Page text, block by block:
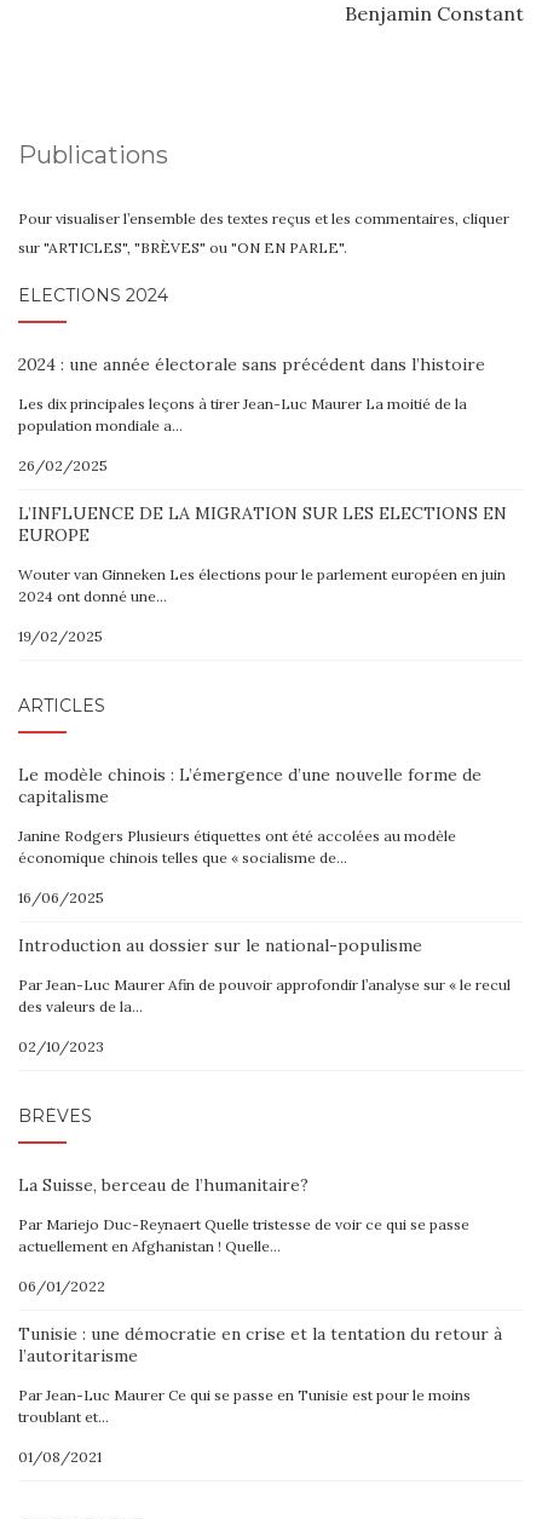
Benjamin Constant
Publications
Pour visualiser l’ensemble des textes reçus et les commentaires, cliquer
sur "ARTICLES", "BRÈVES" ou "ON EN PARLE".
ELECTIONS 2024
2024 : une année électorale sans précédent dans l’histoire
Les dix principales leçons à tirer Jean-Luc Maurer La moitié de la
population mondiale a…
26/02/2025
L’INFLUENCE DE LA MIGRATION SUR LES ELECTIONS EN
EUROPE
Wouter van Ginneken Les élections pour le parlement européen en juin
2024 ont donné une…
19/02/2025
ARTICLES
Le modèle chinois : L’émergence d’une nouvelle forme de
capitalisme
Janine Rodgers Plusieurs étiquettes ont été accolées au modèle
économique chinois telles que « socialisme de…
16/06/2025
Introduction au dossier sur le national-populisme
Par Jean-Luc Maurer Afin de pouvoir approfondir l’analyse sur « le recul
des valeurs de la…
02/10/2023
BRÈVES
La Suisse, berceau de l’humanitaire?
Par Mariejo Duc-Reynaert Quelle tristesse de voir ce qui se passe
actuellement en Afghanistan ! Quelle…
06/01/2022
Tunisie : une démocratie en crise et la tentation du retour à
l’autoritarisme
Par Jean-Luc Maurer Ce qui se passe en Tunisie est pour le moins
troublant et…
01/08/2021